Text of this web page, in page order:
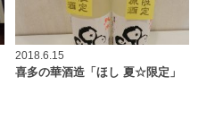
2018.6.15
喜多の華酒造「ほし 夏☆限定」